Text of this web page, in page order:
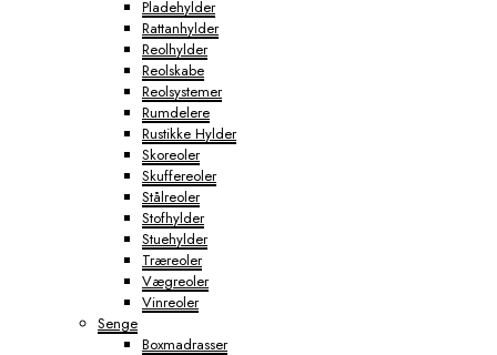
Pladehylder
Rattanhylder
Reolhylder
Reolskabe
Reolsystemer
Rumdelere
Rustikke Hylder
Skoreoler
Skuffereoler
Stålreoler
Stofhylder
Stuehylder
Træreoler
Vægreoler
Vinreoler
Senge
Boxmadrasser